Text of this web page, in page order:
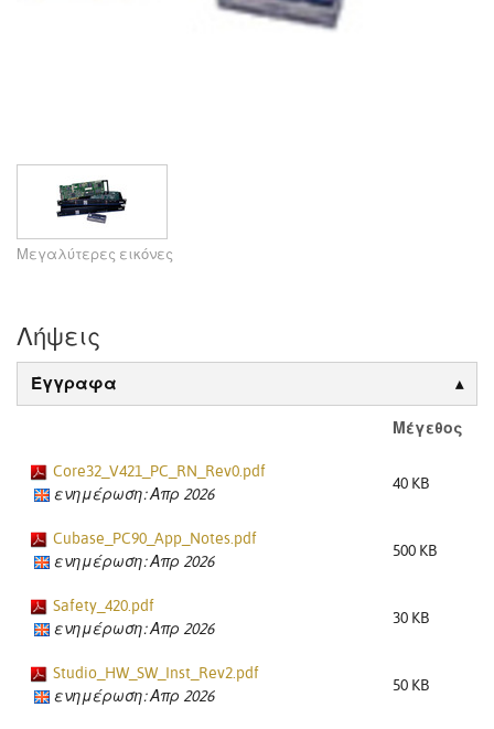
Μεγαλύτερες εικόνες
Λήψεις
Έγγραφα
Μέγεθος
Core32_V421_PC_RN_Rev0.pdf
ενημέρωση: Απρ 2026
40 KB
Cubase_PC90_App_Notes.pdf
ενημέρωση: Απρ 2026
500 KB
Safety_420.pdf
ενημέρωση: Απρ 2026
30 KB
Studio_HW_SW_Inst_Rev2.pdf
ενημέρωση: Απρ 2026
50 KB